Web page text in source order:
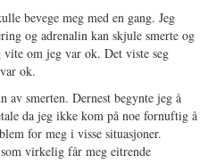
bevege meg med en gang. Jeg
og adrenalin kan skjule smerte og
vite om jeg var ok. Det viste seg
ok.
av smerten. Dernest begynte jeg å
da jeg ikke kom på noe fornuftig å
for meg i visse situasjoner.
virkelig får meg eitrende